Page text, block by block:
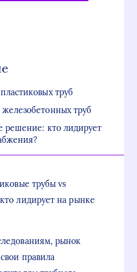
труб
труб
решение: кто лидирует
трубы vs
лидирует на рынке
рынок
правила